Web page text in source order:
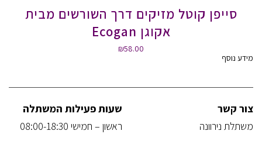
סייפן קוטל מזיקים דרך השורשים מבית
אקוגן Ecogan
₪58.00
מידע נוסף
צור קשר
משתלת נירוונה
שעות פעילות המשתלה
ראשון – חמישי 08:00-18:30